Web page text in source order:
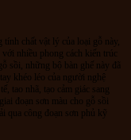
chất vật lý của loại gỗ này,
nhiều phong cách kiến trúc
sồi, những bộ bàn ghế này đã
khéo léo của người nghệ
tao nhã, tạo cảm giác sang
đoạn sơn màu cho gỗ sồi
qua công đoạn sơn phủ kỹ